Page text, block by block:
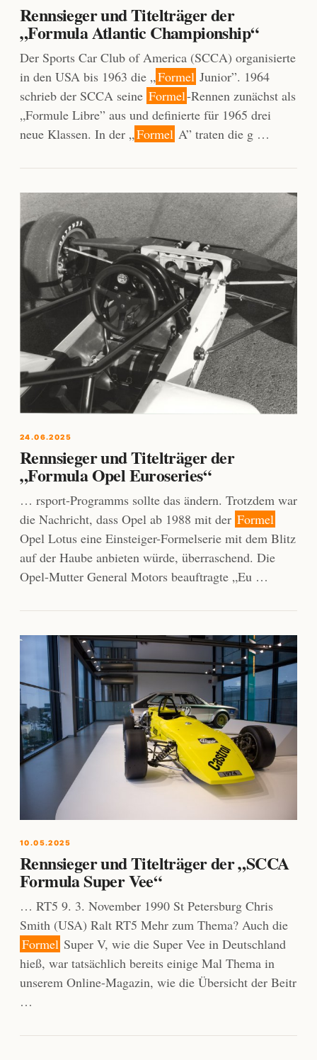
Rennsieger und Titelträger der
„Formula Atlantic Championship“
Der Sports Car Club of America (SCCA) organisierte
in den USA bis 1963 die „Formel Junior”. 1964
schrieb der SCCA seine Formel-Rennen zunächst als
„Formule Libre” aus und definierte für 1965 drei
neue Klassen. In der „Formel A” traten die g …
24.06.2025
Rennsieger und Titelträger der
„Formula Opel Euroseries“
… rsport-Programms sollte das ändern. Trotzdem war
die Nachricht, dass Opel ab 1988 mit der Formel
Opel Lotus eine Einsteiger-Formelserie mit dem Blitz
auf der Haube anbieten würde, überraschend. Die
Opel-Mutter General Motors beauftragte „Eu …
10.05.2025
Rennsieger und Titelträger der „SCCA
Formula Super Vee“
… RT5 9. 3. November 1990 St Petersburg Chris
Smith (USA) Ralt RT5 Mehr zum Thema? Auch die
Formel Super V, wie die Super Vee in Deutschland
hieß, war tatsächlich bereits einige Mal Thema in
unserem Online-Magazin, wie die Übersicht der Beitr
…